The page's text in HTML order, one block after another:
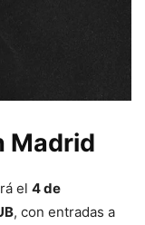
Madrid
el 4 de
, con entradas a